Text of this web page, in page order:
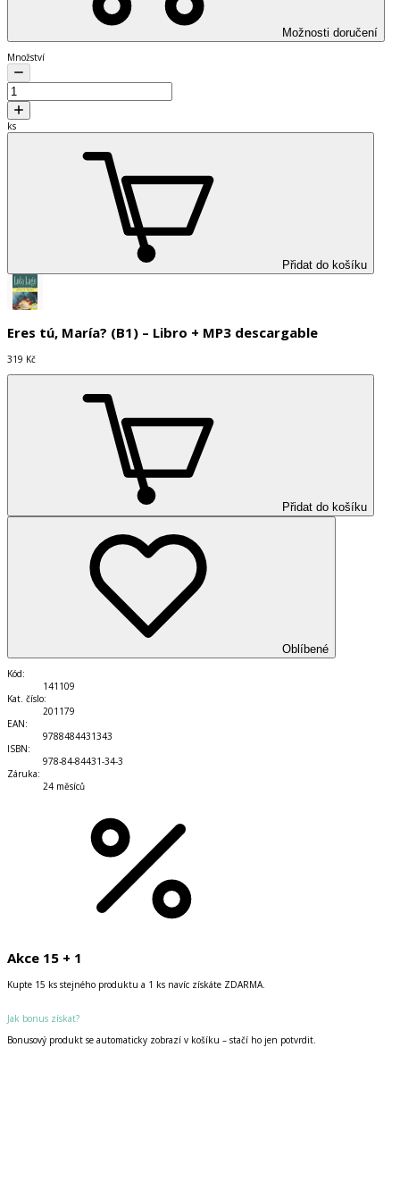
Možnosti doručení
Množství
ks
Přidat do košíku
Eres tú, María? (B1) – Libro + MP3 descargable
319 Kč
Přidat do košíku
Oblíbené
Kód:
141109
Kat. číslo:
201179
EAN:
9788484431343
ISBN:
978-84-84431-34-3
Záruka:
24 měsíců
Akce 15 + 1
Kupte 15 ks stejného produktu a 1 ks navíc získáte ZDARMA.
Jak bonus získat?
Bonusový produkt se automaticky zobrazí v košíku – stačí ho jen potvrdit.